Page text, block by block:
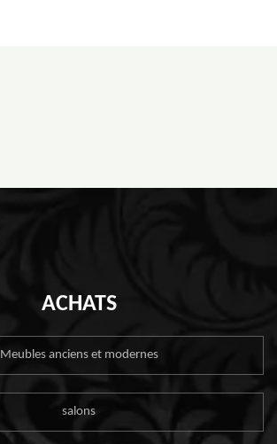
ACHATS
Meubles anciens et modernes
salons